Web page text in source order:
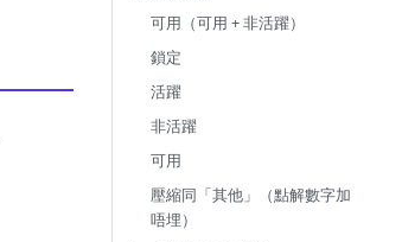
可用（可用 + 非活躍）
鎖定
活躍
非活躍
可用
壓縮同「其他」（點解數字加
唔埋）